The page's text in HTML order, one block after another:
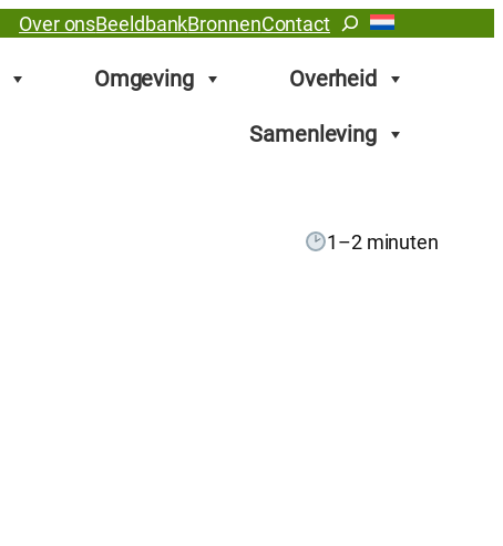
Over onsBeeldbankBronnenContactZoeken
Omgeving Overheid
Samenleving
1–2 minuten